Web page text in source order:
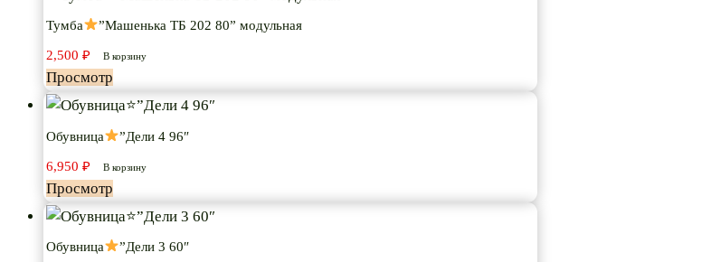
Тумба ”Машенька ТБ 202 80” модульная
2,500 ₽ В корзину
Просмотр
Обувница ”Дели 4 96″
6,950 ₽ В корзину
Просмотр
Обувница ”Дели 3 60″